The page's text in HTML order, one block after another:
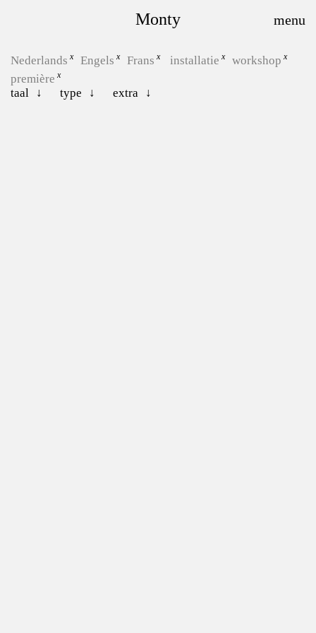
Monty
Nederlands Engels Frans installatie
workshop
première
taal
type extra